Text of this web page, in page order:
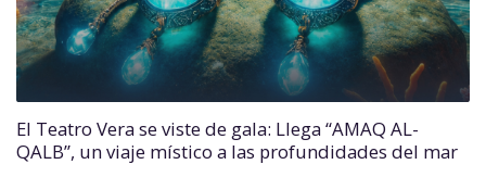
El Teatro Vera se viste de gala: Llega “AMAQ AL-
QALB”, un viaje místico a las profundidades del mar